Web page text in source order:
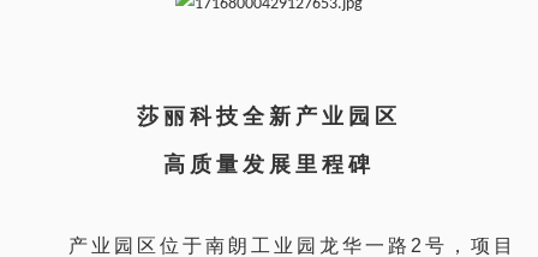
莎丽科技全新产业园区
高质量发展里程碑
产业园区位于南朗工业园龙华一路2号，项目